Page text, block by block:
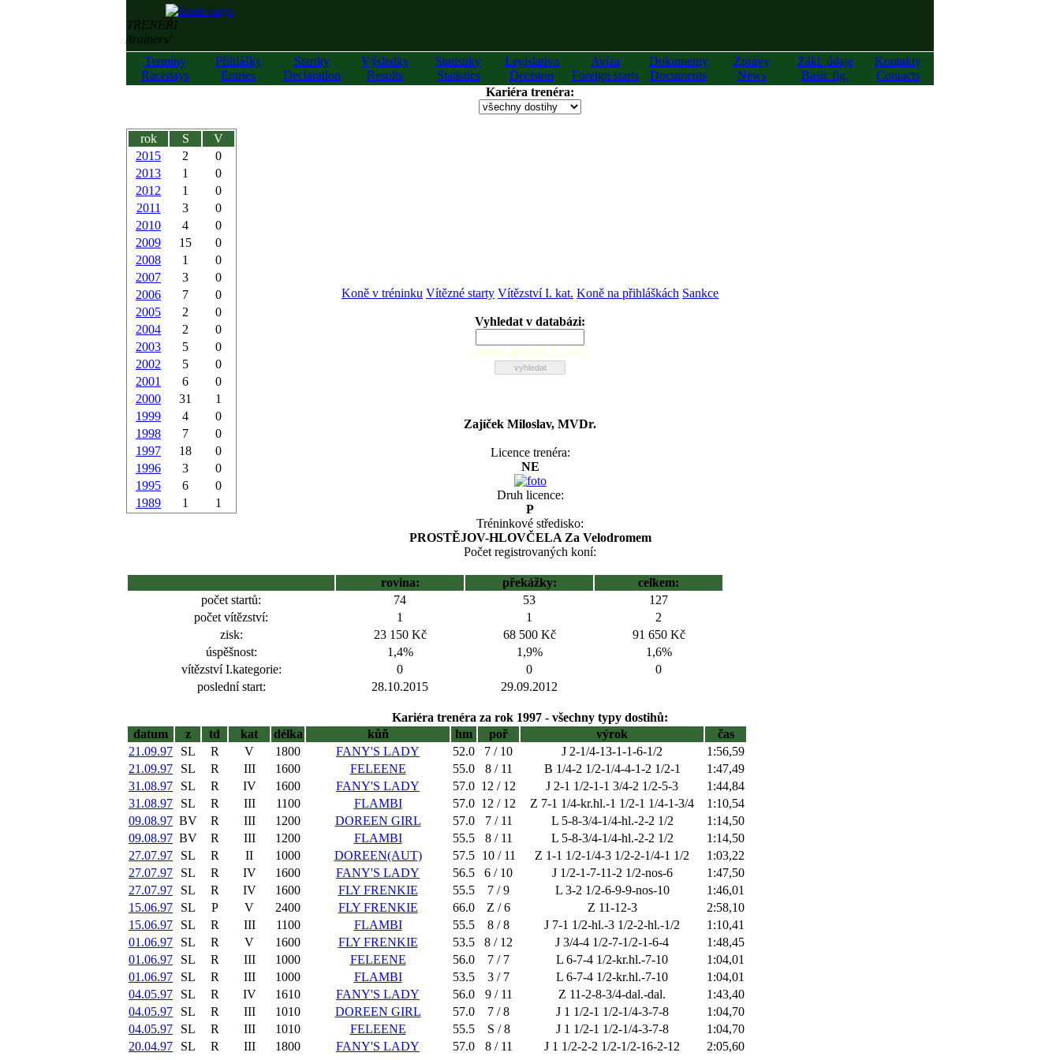
TRENÉŘI
/trainers/
Termíny
Racedays
Přihlášky
Entries
Startky
Declaration
Výsledky
Results
Statistiky
Statistics
Legislativa
Decision
Avíza
Foreign starts
Dokumenty
Documents
Zprávy
News
Zákl. údaje
Basic fig.
Kontakty
Contacts
Kariéra trenéra:
rok S
V
2015
2
0
2013
1
0
2012
1
0
2011
3
0
2010
4
0
2009
15
0
2008
1
0
2007
3
0
2006
7
0
2005
2
0
2004
2
0
2003
5
0
2002
5
0
2001
6
0
2000
31
1
1999
4
0
1998
7
0
1997
18
0
1996
3
0
1995
6
0
1989
1 1
Koně v tréninku Vítězné starty Vítězství I. kat. Koně na přihláškách Sankce
Vyhledat v databázi:
zadejte alespoň 2 znaky
Zajíček Miloslav, MVDr.
Licence trenéra:
NE
Druh licence:
P
Tréninkové středisko:
PROSTĚJOV-HLOVČELA Za Velodromem
Počet registrovaných koní:
rovina: překážky:
celkem:
počet startů:
74 53
127
počet vítězství:
1 1
2
zisk:
23 150 Kč 68 500 Kč
91 650 Kč
úspěšnost:
1,4% 1,9%
1,6%
vítězství I.kategorie:
0 0
0
poslední start:
28.10.2015 29.09.2012
Kariéra trenéra za rok 1997 - všechny typy dostihů:
datum
z td kat délka kůň hm poř výrok
čas
21.09.97
SL R V 1800 FANY'S LADY 52.0 7 / 10 J 2-1/4-13-1-1-6-1/2
1:56,59
21.09.97
SL R III 1600 FELEENE 55.0 8 / 11 B 1/4-2 1/2-1/4-4-1-2 1/2-1
1:47,49
31.08.97
SL R IV 1600 FANY'S LADY 57.0 12 / 12 J 2-1 1/2-1-1 3/4-2 1/2-5-3
1:44,84
31.08.97
SL R III 1100 FLAMBI 57.0 12 / 12 Z 7-1 1/4-kr.hl.-1 1/2-1 1/4-1-3/4
1:10,54
09.08.97 BV R III 1200 DOREEN GIRL 57.0 7 / 11 L 5-8-3/4-1/4-hl.-2-2 1/2
1:14,50
09.08.97 BV R III 1200 FLAMBI 55.5 8 / 11 L 5-8-3/4-1/4-hl.-2-2 1/2
1:14,50
27.07.97
SL R II 1000 DOREEN(AUT) 57.5 10 / 11 Z 1-1 1/2-1/4-3 1/2-2-1/4-1 1/2
1:03,22
27.07.97
SL R IV 1600 FANY'S LADY 56.5 6 / 10 J 1/2-1-7-11-2 1/2-nos-6
1:47,50
27.07.97
SL R IV 1600 FLY FRENKIE 55.5 7 / 9 L 3-2 1/2-6-9-9-nos-10
1:46,01
15.06.97
SL P V 2400 FLY FRENKIE 66.0 Z / 6 Z 11-12-3
2:58,10
15.06.97
SL R III 1100 FLAMBI 55.5 8 / 8 J 7-1 1/2-hl.-3 1/2-2-hl.-1/2
1:10,41
01.06.97
SL R V 1600 FLY FRENKIE 53.5 8 / 12 J 3/4-4 1/2-7-1/2-1-6-4
1:48,45
01.06.97
SL R III 1000 FELEENE 56.0 7 / 7 L 6-7-4 1/2-kr.hl.-7-10
1:04,01
01.06.97
SL R III 1000 FLAMBI 53.5 3 / 7 L 6-7-4 1/2-kr.hl.-7-10
1:04,01
04.05.97
SL R IV 1610 FANY'S LADY 56.0 9 / 11 Z 11-2-8-3/4-dal.-dal.
1:43,40
04.05.97
SL R III 1010 DOREEN GIRL 57.0 7 / 8 J 1 1/2-1 1/2-1/4-3-7-8
1:04,70
04.05.97
SL R III 1010 FELEENE 55.5 S / 8 J 1 1/2-1 1/2-1/4-3-7-8
1:04,70
20.04.97
SL R III 1800 FANY'S LADY 57.0 8 / 11 J 1 1/2-2-2 1/2-1/2-16-2-12 2:05,60